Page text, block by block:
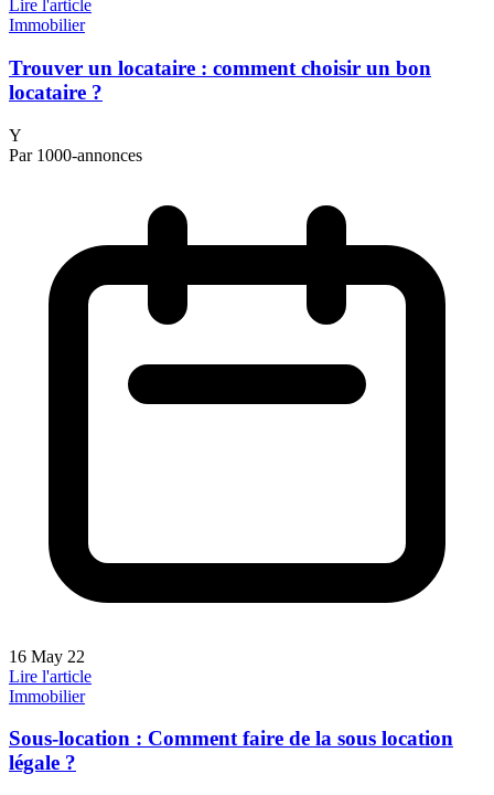
Lire l'article
Immobilier
Trouver un locataire : comment choisir un bon
locataire ?
Y
Par 1000-annonces
16 May 22
Lire l'article
Immobilier
Sous-location : Comment faire de la sous location
légale ?